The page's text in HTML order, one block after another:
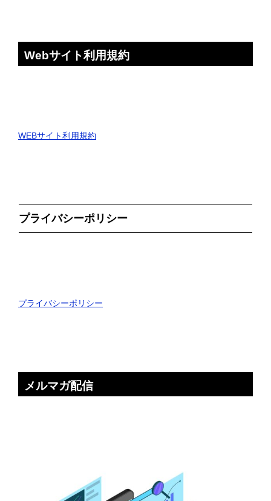
Webサイト利用規約
WEBサイト利用規約
プライバシーポリシー
プライバシーポリシー
メルマガ配信